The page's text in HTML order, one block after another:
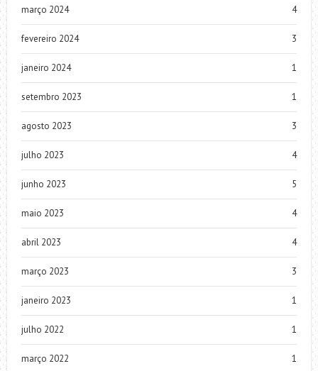
março 2024 4
fevereiro 2024 3
janeiro 2024 1
setembro 2023 1
agosto 2023 3
julho 2023 4
junho 2023 5
maio 2023 4
abril 2023 4
março 2023 3
janeiro 2023 1
julho 2022 1
março 2022 1